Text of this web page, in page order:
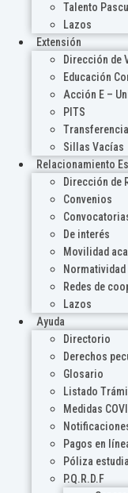
Talento
Lazos
Extensión
Dirección de
Educación
Acción E –
PITS
Sillas Vacías
Relacionamiento
Dirección de
Convenios
De interés
Movilidad
Normatividad
Redes de
Lazos
Ayuda
Directorio
Derechos
Glosario
Listado
Medidas
Pagos en
Póliza
P.Q.R.D.F